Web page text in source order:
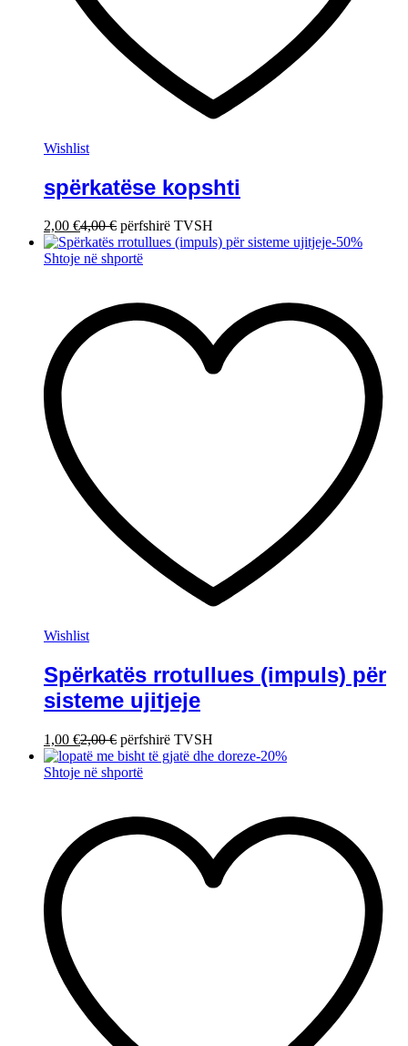
Wishlist
spërkatëse kopshti
2,00 €4,00€ përfshirë TVSH
-50%
Shtoje në shportë
Wishlist
Spërkatës rrotullues (impuls) për
sisteme ujitjeje
1,00 €2,00€ përfshirë TVSH
-20%
Shtoje në shportë